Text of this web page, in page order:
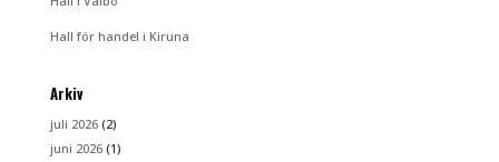
Hall för handel i Kiruna
Arkiv
juli 2026(2)
juni 2026(1)